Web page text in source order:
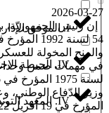
I. الموفق الإداري
IV. الحيطة الاجتماعية
IV. المعهد التونسي للدراسات الإستراتيجية
2026-03-27
إن رئيس الجمهوريّة،
والمنح المخولة